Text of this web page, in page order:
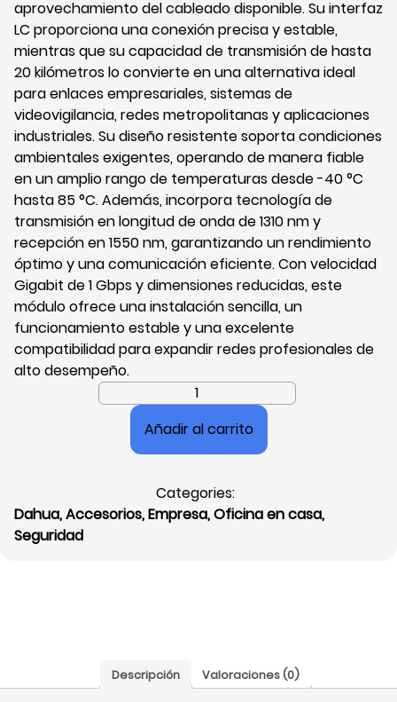
aprovechamiento del cableado disponible. Su interfaz
LC proporciona una conexión precisa y estable,
mientras que su capacidad de transmisión de hasta
20 kilómetros lo convierte en una alternativa ideal
para enlaces empresariales, sistemas de
videovigilancia, redes metropolitanas y aplicaciones
industriales. Su diseño resistente soporta condiciones
ambientales exigentes, operando de manera fiable
en un amplio rango de temperaturas desde -40 °C
hasta 85 °C. Además, incorpora tecnología de
transmisión en longitud de onda de 1310 nm y
recepción en 1550 nm, garantizando un rendimiento
óptimo y una comunicación eficiente. Con velocidad
Gigabit de 1 Gbps y dimensiones reducidas, este
módulo ofrece una instalación sencilla, un
funcionamiento estable y una excelente
compatibilidad para expandir redes profesionales de
alto desempeño.
Módulo
Hilo,
GSFP-
1310T-
Añadir al carrito
Categories:
Dahua,Accesorios,Empresa,Oficina en casa,
Seguridad
Descripción Valoraciones (0)